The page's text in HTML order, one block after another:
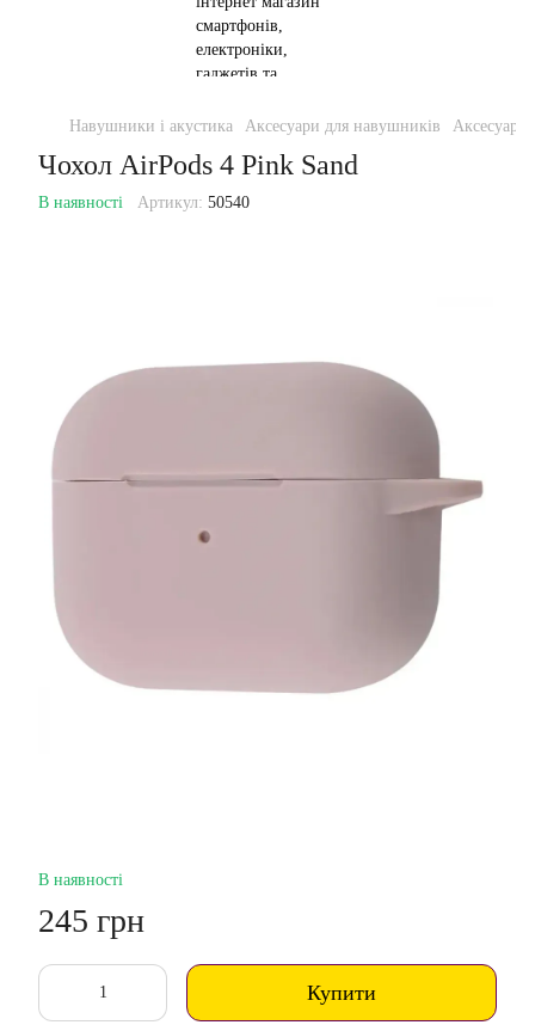
Навушники і акустика Аксесуари для навушників Аксесуари
Чохол AirPods 4 Pink Sand
В наявності Артикул: 50540
В наявності
245 грн
Купити